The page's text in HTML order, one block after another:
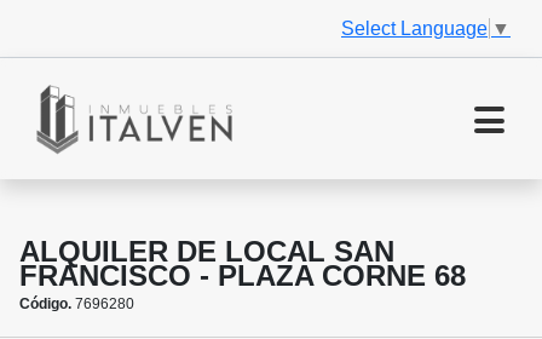
Select Language ▼
ALQUILER DE LOCAL SAN
FRANCISCO - PLAZA CORNE 68
Código. 7696280